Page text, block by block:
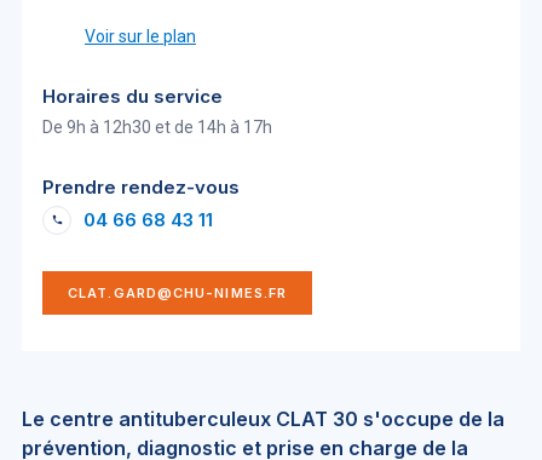
Voir sur le plan
Horaires du service
De 9h à 12h30 et de 14h à 17h
Prendre rendez-vous
04 66 68 43 11
CLAT.GARD@CHU-NIMES.FR
Le centre antituberculeux CLAT 30 s'occupe de la
prévention, diagnostic et prise en charge de la